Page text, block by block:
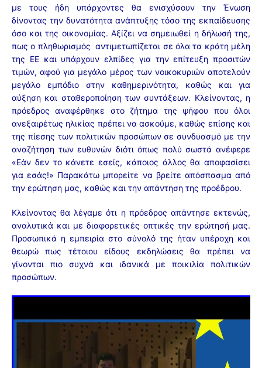
με τους ήδη υπάρχοντες θα ενισχύσουν την Ένωση
δίνοντας την δυνατότητα ανάπτυξης τόσο της εκπαίδευσης
όσο και της οικονομίας. Αξίζει να σημειωθεί η δήλωσή της,
πως ο πληθωρισμός αντιμετωπίζεται σε όλα τα κράτη μέλη
της ΕΕ και υπάρχουν ελπίδες για την επίτευξη προσιτών
τιμών, αφού για μεγάλο μέρος των νοικοκυριών αποτελούν
μεγάλο εμπόδιο στην καθημερινότητα, καθώς και για
αύξηση και σταθεροποίηση των συντάξεων. Κλείνοντας, η
πρόεδρος αναφέρθηκε στο ζήτημα της ψήφου που όλοι
ανεξαιρέτως ηλικίας πρέπει να ασκούμε, καθώς επίσης και
της πίεσης των πολιτικών προσώπων σε συνδυασμό με την
αναζήτηση των ευθυνών διότι όπως πολύ σωστά ανέφερε
«Εάν δεν το κάνετε εσείς, κάποιος άλλος θα αποφασίσει
για εσάς!» Παρακάτω μπορείτε να βρείτε απόσπασμα από
την ερώτηση μας, καθώς και την απάντηση της προέδρου.
Κλείνοντας θα λέγαμε ότι η πρόεδρος απάντησε εκτενώς,
αναλυτικά και με διαφορετικές οπτικές την ερώτησή μας.
Προσωπικά η εμπειρία στο σύνολό της ήταν υπέροχη και
θεωρώ πως τέτοιου είδους εκδηλώσεις θα πρέπει να
γίνονται πιο συχνά και ιδανικά με ποικιλία πολιτικών
προσώπων.